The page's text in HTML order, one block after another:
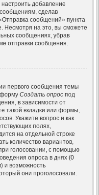
добавление
сделав
сообщений» пункта
Несмотря на это, вы сможете
сообщениях, убрав
отправки сообщения.
первого сообщения темы
форму Создать опрос под
в зависимости от
такой вкладки или формы,
Укажите вопрос и как
полях,
на отдельной строке
количество вариантов,
голосовании, с помощью
опроса в днях (0
и возможность
они проголосовали.